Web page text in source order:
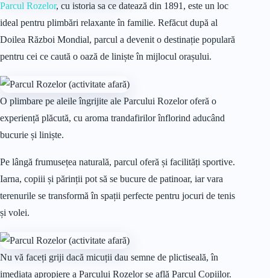
Parcul Rozelor, cu istoria sa ce datează din 1891, este un loc
ideal pentru plimbări relaxante în familie. Refăcut după al
Doilea Război Mondial, parcul a devenit o destinație populară
pentru cei ce caută o oază de liniște în mijlocul orașului.
O plimbare pe aleile îngrijite ale Parcului Rozelor oferă o
experiență plăcută, cu aroma trandafirilor înflorind aducând
bucurie și liniște.
Pe lângă frumusețea naturală, parcul oferă și facilități sportive.
Iarna, copiii și părinții pot să se bucure de patinoar, iar vara
terenurile se transformă în spații perfecte pentru jocuri de tenis
și volei.
Nu vă faceți griji dacă micuții dau semne de plictiseală, în
imediata apropiere a Parcului Rozelor se află Parcul Copiilor.